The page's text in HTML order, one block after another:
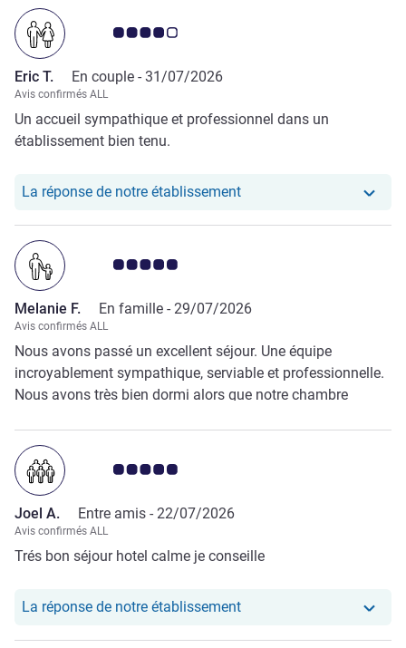
Note Avis clients 4.0/5
Eric T. En couple - 31/07/2026
Avis confirmés ALL
Un accueil sympathique et professionnel dans un
établissement bien tenu.
La réponse de notre établissementNotre hôtel a repondu au
Note Avis clients 5.0/5
Melanie F. En famille - 29/07/2026
Avis confirmés ALL
Nous avons passé un excellent séjour. Une équipe
incroyablement sympathique, serviable et professionnelle.
Nous avons très bien dormi alors que notre chambre
d'être amélioré. Pas de salade de fruits, pas assez de mets
salés.
Note Avis clients 5.0/5
Joel A. Entre amis - 22/07/2026
Avis confirmés ALL
Trés bon séjour hotel calme je conseille
La réponse de notre établissementNotre hôtel a repondu au